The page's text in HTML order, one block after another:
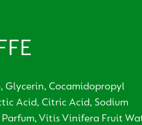
Glycerin, Cocamidopropyl
Acid, Citric Acid, Sodium
Vitis Vinifera Fruit